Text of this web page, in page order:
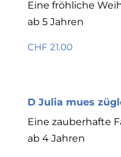
Eine fröhliche
ab 5 Jahren
CHF 21.00
D Julia mues
Eine zauberhafte
ab 4 Jahren